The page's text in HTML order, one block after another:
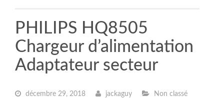
PHILIPS HQ8505
Chargeur d’alimentation
Adaptateur secteur
décembre 29, 2018 jackaguy Non classé